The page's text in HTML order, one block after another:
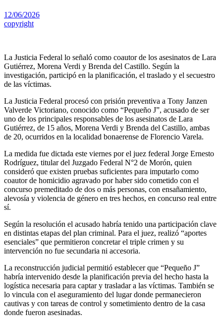
12/06/2026
copyright
La Justicia Federal lo señaló como coautor de los asesinatos de Lara
Gutiérrez, Morena Verdi y Brenda del Castillo. Según la
investigación, participó en la planificación, el traslado y el secuestro
de las víctimas.
La Justicia Federal procesó con prisión preventiva a Tony Janzen
Valverde Victoriano, conocido como “Pequeño J”, acusado de ser
uno de los principales responsables de los asesinatos de Lara
Gutiérrez, de 15 años, Morena Verdi y Brenda del Castillo, ambas
de 20, ocurridos en la localidad bonaerense de Florencio Varela.
La medida fue dictada este viernes por el juez federal Jorge Ernesto
Rodríguez, titular del Juzgado Federal N°2 de Morón, quien
consideró que existen pruebas suficientes para imputarlo como
coautor de homicidio agravado por haber sido cometido con el
concurso premeditado de dos o más personas, con ensañamiento,
alevosía y violencia de género en tres hechos, en concurso real entre
sí.
Según la resolución el acusado habría tenido una participación clave
en distintas etapas del plan criminal. Para el juez, realizó “aportes
esenciales” que permitieron concretar el triple crimen y su
intervención no fue secundaria ni accesoria.
La reconstrucción judicial permitió establecer que “Pequeño J”
habría intervenido desde la planificación previa del hecho hasta la
logística necesaria para captar y trasladar a las víctimas. También se
lo vincula con el aseguramiento del lugar donde permanecieron
cautivas y con tareas de control y sometimiento dentro de la casa
donde fueron asesinadas.